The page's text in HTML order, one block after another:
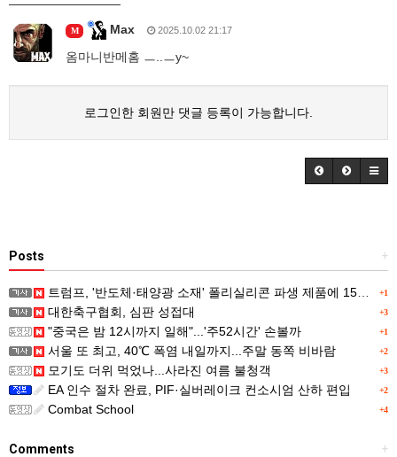
M Max 2025.10.02 21:17
옴마니반메홈 ㅡ..ㅡy~
로그인한 회원만 댓글 등록이 가능합니다.
+
Posts
+1
트럼프, '반도체·태양광 소재' 폴리실리콘 파생 제품에 15% 관세...한국 기업도 영향
+3
대한축구협회, 심판 성접대
+1
"중국은 밤 12시까지 일해"...'주52시간' 손볼까
+2
서울 또 최고, 40℃ 폭염 내일까지...주말 동쪽 비바람
+3
모기도 더위 먹었나...사라진 여름 불청객
+2
EA 인수 절차 완료, PIF·실버레이크 컨소시엄 산하 편입
+4
Combat School
+
Comments